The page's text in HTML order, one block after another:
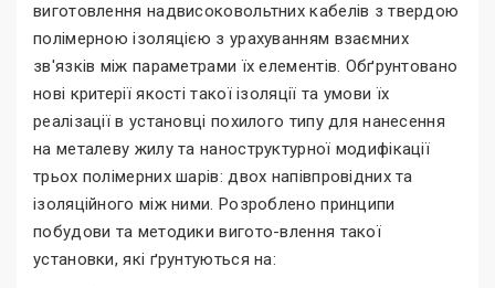
виготовлення надвисоковольтних кабелів з твердою
полімерною ізоляцією з урахуванням взаємних
зв'язків між параметрами їх елементів. Обґрунтовано
нові критерії якості такої ізоляції та умови їх
реалізації в установці похилого типу для нанесення
на металеву жилу та наноструктурної модифікації
трьох полімерних шарів: двох напівпровідних та
ізоляційного між ними. Розроблено принципи
побудови та методики вигото-влення такої
установки, які ґрунтуються на: